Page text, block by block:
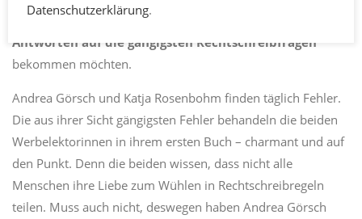
Für alle, die (nicht nur im Job)
Antworten auf die gängigsten Rechtschreibfragen
bekommen möchten.
Andrea Görsch und Katja Rosenbohm finden täglich Fehler.
Die aus ihrer Sicht gängigsten Fehler behandeln die beiden
Werbelektorinnen in ihrem ersten Buch – charmant und auf
den Punkt. Denn die beiden wissen, dass nicht alle
Menschen ihre Liebe zum Wühlen in Rechtschreibregeln
teilen. Muss auch nicht, deswegen haben Andrea Görsch
Datenschutzerklärung.